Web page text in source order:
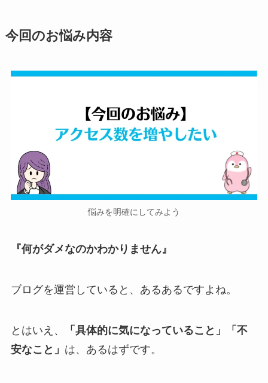
今回のお悩み内容
悩みを明確にしてみよう
『何がダメなのかわかりません』
ブログを運営していると、あるあるですよね。
とはいえ、
「具体的に気になっていること」「不
安なこと」 は、あるはずです。